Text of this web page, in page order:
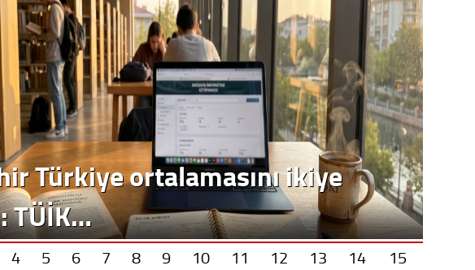
Türkiye ortalamasını ikiye
TÜİK…
4 5 6 7 8 9 10 11 12 13 14 15